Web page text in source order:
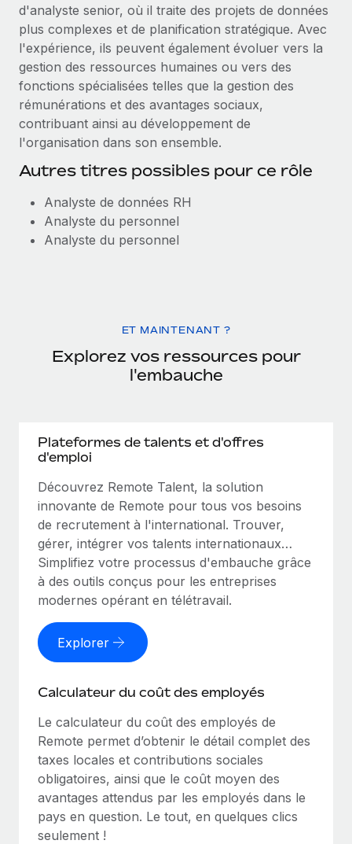
d'analyste senior, où il traite des projets de données
plus complexes et de planification stratégique. Avec
l'expérience, ils peuvent également évoluer vers la
gestion des ressources humaines ou vers des
fonctions spécialisées telles que la gestion des
rémunérations et des avantages sociaux,
contribuant ainsi au développement de
l'organisation dans son ensemble.
Autres titres possibles pour ce rôle
Analyste de données RH
Analyste du personnel
Analyste du personnel
ET MAINTENANT ?
Explorez vos ressources pour
l'embauche
Plateformes de talents et d'offres
d'emploi
Découvrez Remote Talent, la solution
innovante de Remote pour tous vos besoins
de recrutement à l'international. Trouver,
gérer, intégrer vos talents internationaux…
Simplifiez votre processus d'embauche grâce
à des outils conçus pour les entreprises
modernes opérant en télétravail.
Explorer
Calculateur du coût des employés
Le calculateur du coût des employés de
Remote permet d’obtenir le détail complet des
taxes locales et contributions sociales
obligatoires, ainsi que le coût moyen des
avantages attendus par les employés dans le
pays en question. Le tout, en quelques clics
seulement !